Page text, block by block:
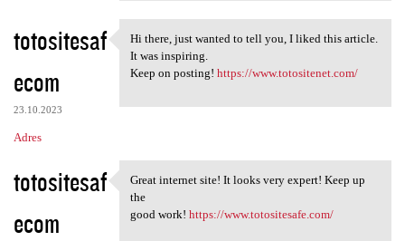
totositesaf
ecom
23.10.2023
Adres
Hi there, just wanted to tell
Hi there, just wanted to tell you, I liked this article.
It was inspiring.
Keep on posting! https://www.totositenet.com/
totositesaf
ecom
Great internet site! It looks
Great internet site! It looks very expert! Keep up
the
good work! https://www.totositesafe.com/